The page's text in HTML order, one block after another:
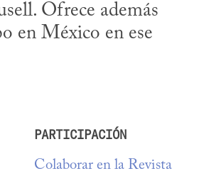
Ofrece además
en México en ese
PARTICIPACIÓN
Colaborar en la Revista